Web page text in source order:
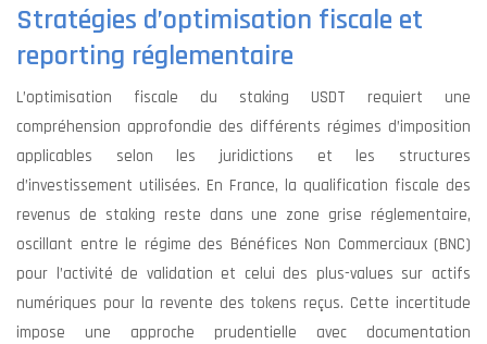
Stratégies d’optimisation fiscale et
reporting réglementaire
L’optimisation fiscale du staking USDT requiert une
compréhension approfondie des différents régimes d’imposition
applicables selon les juridictions et les structures
d’investissement utilisées. En France, la qualification fiscale des
revenus de staking reste dans une zone grise réglementaire,
oscillant entre le régime des Bénéfices Non Commerciaux (BNC)
pour l’activité de validation et celui des plus-values sur actifs
numériques pour la revente des tokens reçus. Cette incertitude
impose une approche prudentielle avec documentation